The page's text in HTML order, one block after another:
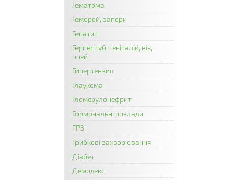
Гематома
Геморой, запори
Гепатит
Герпес губ, геніталій, вік,
очей
Гипертензия
Глаукома
Гломерулонефрит
Гормональні розлади
ГРЗ
Грибкові захворювання
Діабет
Демодекс